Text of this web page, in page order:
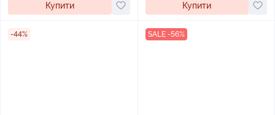
Купити Купити
-44% SALE -56%